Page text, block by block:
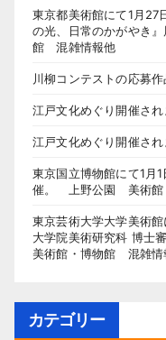
東京都美術館にて1月
の光、日常のかがやき
館 混雑情報他
川柳コンテストの応募
江戸文化めぐり開催さ
江戸文化めぐり開催さ
東京国立博物館にて1月
催。 上野公園 美術館
東京芸術大学大学美術
大学院美術研究科 博
美術館・博物館 混雑情
カテゴリー